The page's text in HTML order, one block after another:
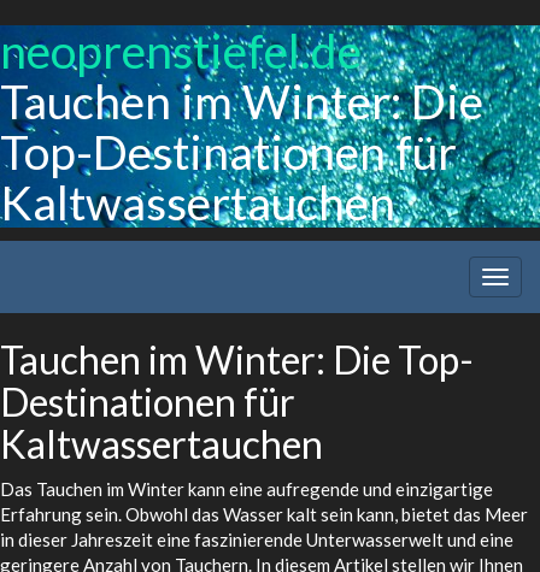
neoprenstiefel.de
Tauchen im Winter: Die
Top-Destinationen für
Kaltwassertauchen
Tauchen im Winter: Die Top-
Destinationen für
Kaltwassertauchen
Das Tauchen im Winter kann eine aufregende und einzigartige
Erfahrung sein. Obwohl das Wasser kalt sein kann, bietet das Meer
in dieser Jahreszeit eine faszinierende Unterwasserwelt und eine
geringere Anzahl von Tauchern. In diesem Artikel stellen wir Ihnen